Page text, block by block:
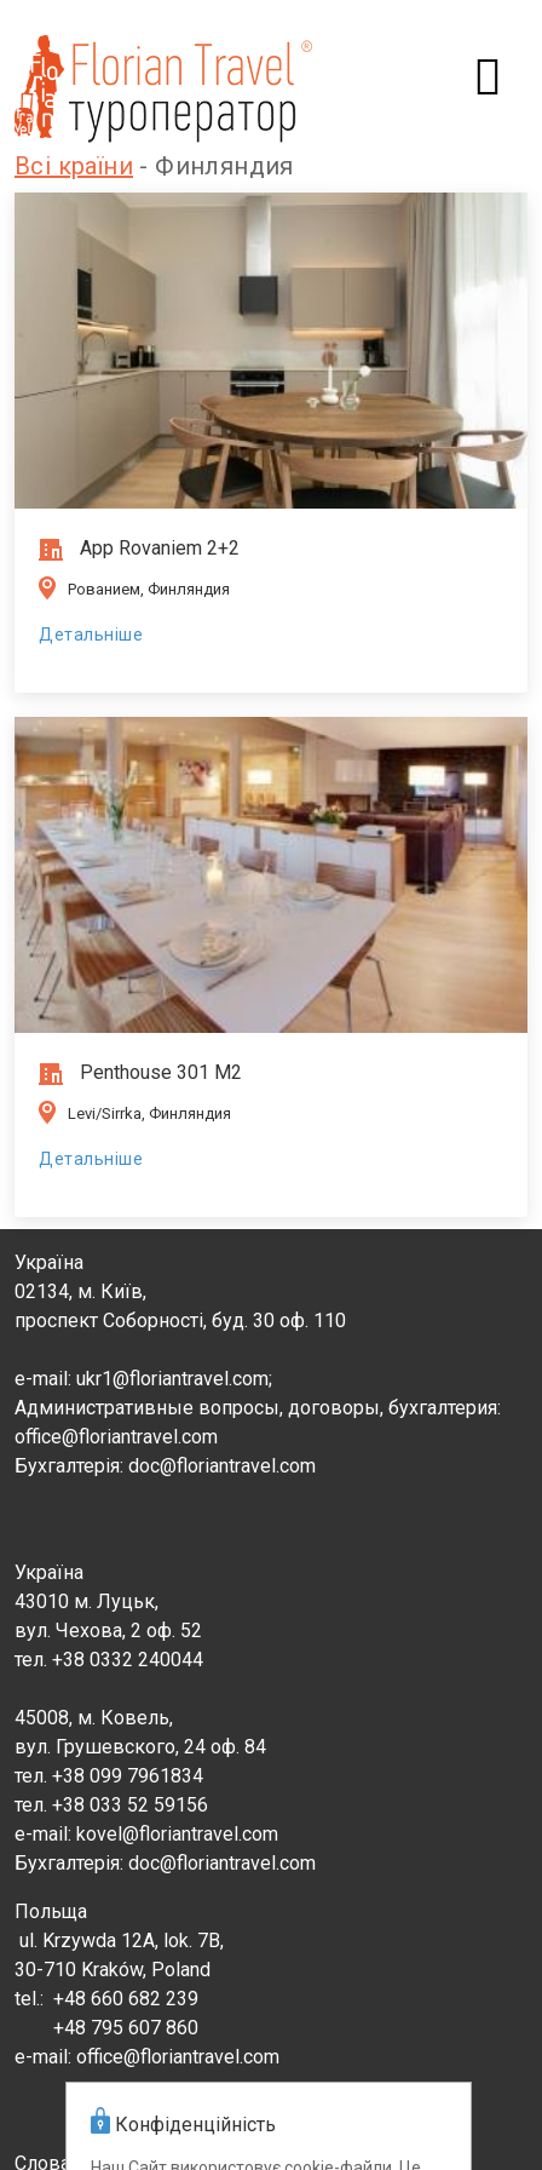
Конфіденційність
Всі країни - Финляндия
App Rovaniem 2+2
Рованием, Финляндия
Детальніше
Penthouse 301 M2
Levi/Sirrka, Финляндия
Детальніше
Україна
02134, м. Київ,
проспект Соборності, буд. 30 оф. 110
e-mail: ukr1@floriantravel.com;
Административные вопросы, договоры, бухгалтерия:
office@floriantravel.com
Бухгалтерія: doc@floriantravel.com
Україна
43010 м. Луцьк,
вул. Чехова, 2 оф. 52
тел. +38 0332 240044
45008, м. Ковель,
вул. Грушевского, 24 оф. 84
тел. +38 099 7961834
тел. +38 033 52 59156
e-mail: kovel@floriantravel.com
Бухгалтерія: doc@floriantravel.com
Польща
ul. Krzywda 12A, lok. 7B,
30-710 Kraków, Poland
tel.: +48 660 682 239
+48 795 607 860
e-mail: office@floriantravel.com
Словаччина